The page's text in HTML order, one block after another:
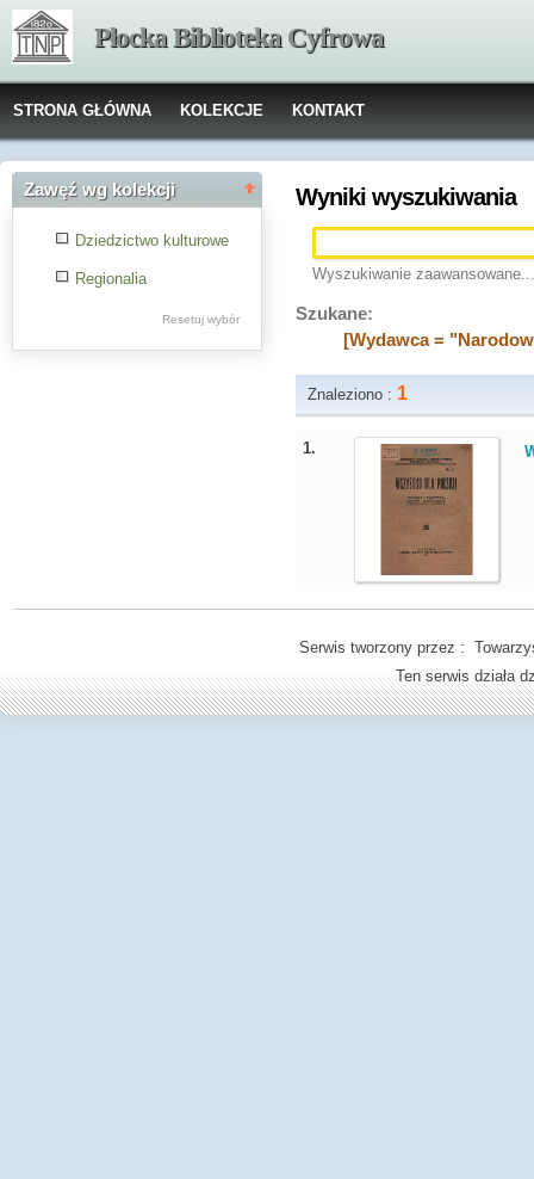
Płocka Biblioteka Cyfrowa
STRONA GŁÓWNA KOLEKCJE KONTAKT
Zawęź wg kolekcji
Dziedzictwo kulturowe
Regionalia
Resetuj wybór
Wyniki wyszukiwania
Wyszukiwanie zaawansowane...
Szukane:
[Wydawca =
Znaleziono : 1
1.
Serwis tworzony przez :
Ten serwis działa